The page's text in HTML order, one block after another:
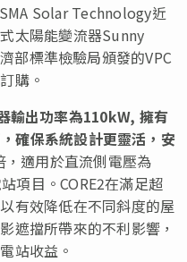
Solar Technology近
太陽能變流器Sunny
部標準檢驗局頒發的VPC
購。
輸出功率為110kW, 擁有
確保系統設計更靈活，安
適用於直流側電壓為
項目。CORE2在滿足超
有效降低在不同斜度的屋
遮擋所帶來的不利影響，
站收益。